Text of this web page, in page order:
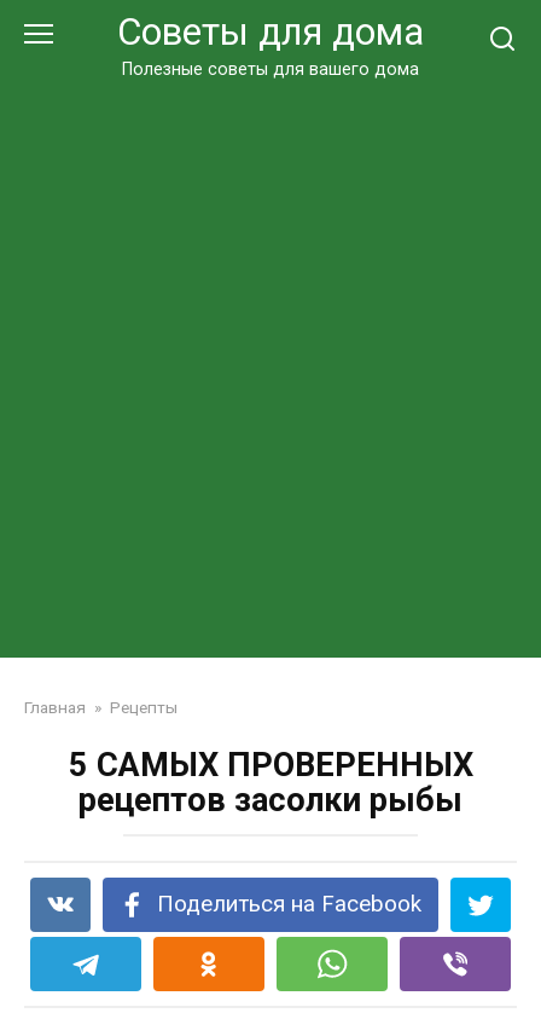
Советы для дома
Полезные советы для вашего дома
Главная » Рецепты
5 САМЫХ ПРОВЕРЕННЫХ
рецептов засолки рыбы
Поделиться на Facebook